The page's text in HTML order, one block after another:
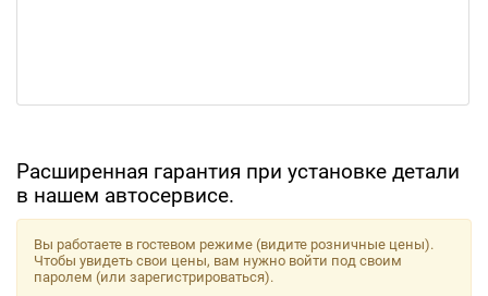
Расширенная гарантия при установке детали
в нашем автосервисе.
Вы работаете в гостевом режиме (видите розничные цены).
Чтобы увидеть свои цены, вам нужно войти под своим
паролем (или зарегистрироваться).